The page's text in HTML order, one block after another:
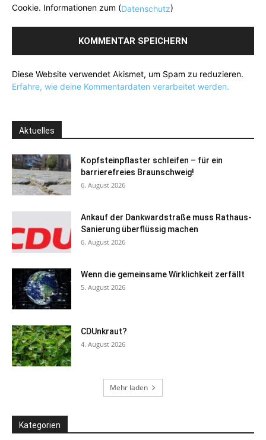
Cookie. Informationen zum (Datenschutz)
Diese Website verwendet Akismet, um Spam zu reduzieren.
Erfahre, wie deine Kommentardaten verarbeitet werden.
Aktuelles
Kopfsteinpflaster schleifen – für ein
barrierefreies Braunschweig!
6. August 2026
Ankauf der Dankwardstraße muss Rathaus-
Sanierung überflüssig machen
6. August 2026
Wenn die gemeinsame Wirklichkeit zerfällt
5. August 2026
CDUnkraut?
4. August 2026
Mehr laden
Kategorien